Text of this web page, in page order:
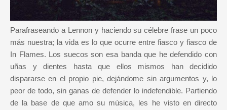
Parafraseando a Lennon y haciendo su célebre frase un poco
más nuestra; la vida es lo que ocurre entre fiasco y fiasco de
In Flames. Los suecos son esa banda que he defendido con
uñas y dientes hasta que ellos mismos han decidido
dispararse en el propio pie, dejándome sin argumentos y, lo
peor de todo, sin ganas de defender lo indefendible. Partiendo
de la base de que amo su música, les he visto en directo